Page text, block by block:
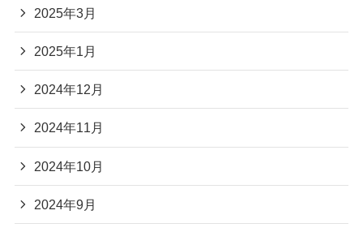
2025年3月
2025年1月
2024年12月
2024年11月
2024年10月
2024年9月